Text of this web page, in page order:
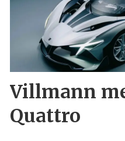
Villmann
Quattro